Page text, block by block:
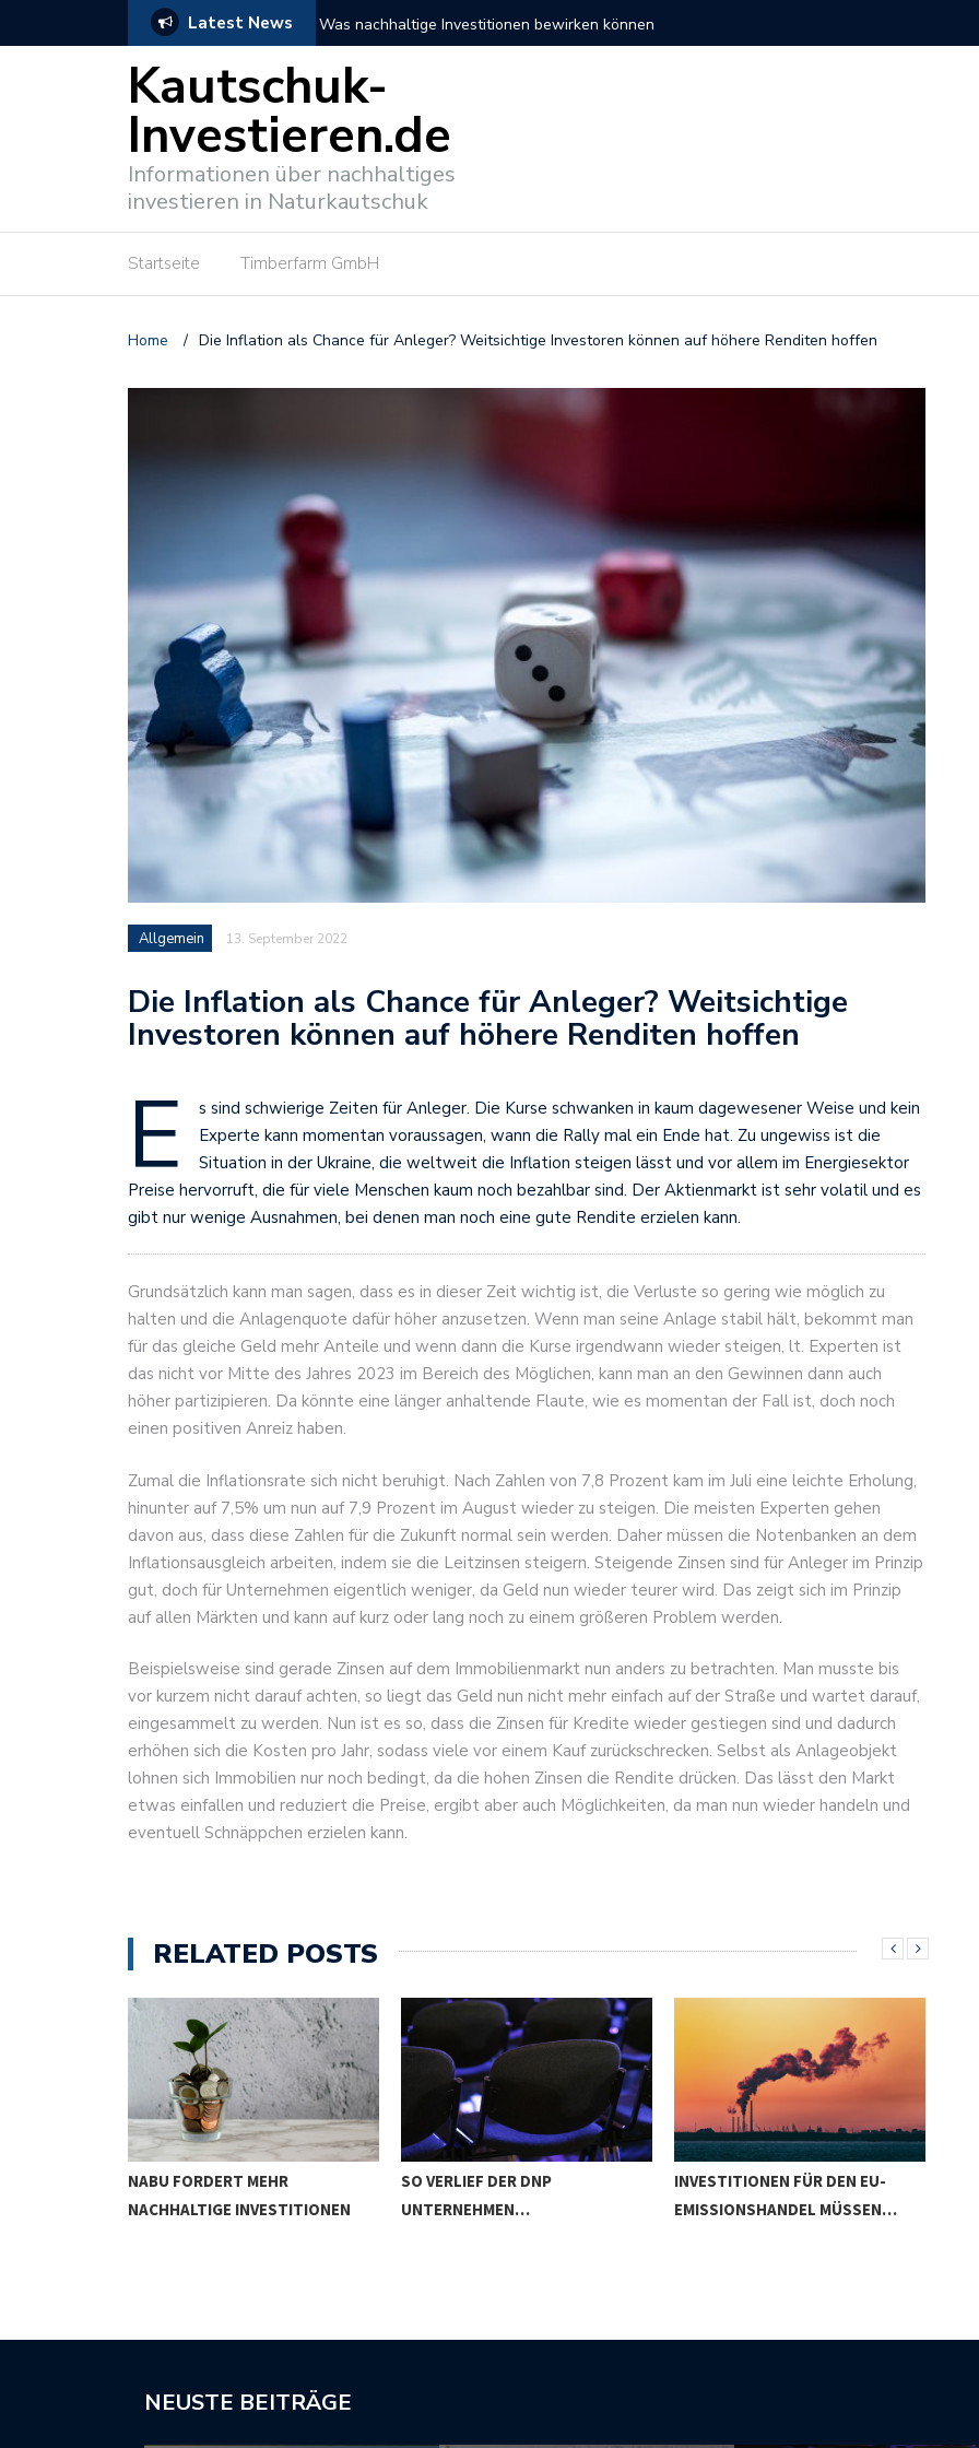
Latest News NABU fordert mehr nachhaltige Investitionen So
Kautschuk-
Investieren.de
Informationen über nachhaltiges
investieren in Naturkautschuk
Startseite Timberfarm GmbH
Home / Die Inflation als Chance für Anleger? Weitsichtige Investoren können auf höhere Renditen hoffen
Allgemein 13. September 2022
Die Inflation als Chance für Anleger? Weitsichtige
Investoren können auf höhere Renditen hoffen
E
s sind schwierige Zeiten für Anleger. Die Kurse schwanken in kaum dagewesener Weise und kein
Experte kann momentan voraussagen, wann die Rally mal ein Ende hat. Zu ungewiss ist die
Situation in der Ukraine, die weltweit die Inflation steigen lässt und vor allem im Energiesektor
Preise hervorruft, die für viele Menschen kaum noch bezahlbar sind. Der Aktienmarkt ist sehr volatil und es
gibt nur wenige Ausnahmen, bei denen man noch eine gute Rendite erzielen kann.
Grundsätzlich kann man sagen, dass es in dieser Zeit wichtig ist, die Verluste so gering wie möglich zu
halten und die Anlagenquote dafür höher anzusetzen. Wenn man seine Anlage stabil hält, bekommt man
für das gleiche Geld mehr Anteile und wenn dann die Kurse irgendwann wieder steigen, lt. Experten ist
das nicht vor Mitte des Jahres 2023 im Bereich des Möglichen, kann man an den Gewinnen dann auch
höher partizipieren. Da könnte eine länger anhaltende Flaute, wie es momentan der Fall ist, doch noch
einen positiven Anreiz haben.
Zumal die Inflationsrate sich nicht beruhigt. Nach Zahlen von 7,8 Prozent kam im Juli eine leichte Erholung,
hinunter auf 7,5% um nun auf 7,9 Prozent im August wieder zu steigen. Die meisten Experten gehen
davon aus, dass diese Zahlen für die Zukunft normal sein werden. Daher müssen die Notenbanken an dem
Inflationsausgleich arbeiten, indem sie die Leitzinsen steigern. Steigende Zinsen sind für Anleger im Prinzip
gut, doch für Unternehmen eigentlich weniger, da Geld nun wieder teurer wird. Das zeigt sich im Prinzip
auf allen Märkten und kann auf kurz oder lang noch zu einem größeren Problem werden.
Beispielsweise sind gerade Zinsen auf dem Immobilienmarkt nun anders zu betrachten. Man musste bis
vor kurzem nicht darauf achten, so liegt das Geld nun nicht mehr einfach auf der Straße und wartet darauf,
eingesammelt zu werden. Nun ist es so, dass die Zinsen für Kredite wieder gestiegen sind und dadurch
erhöhen sich die Kosten pro Jahr, sodass viele vor einem Kauf zurückschrecken. Selbst als Anlageobjekt
lohnen sich Immobilien nur noch bedingt, da die hohen Zinsen die Rendite drücken. Das lässt den Markt
etwas einfallen und reduziert die Preise, ergibt aber auch Möglichkeiten, da man nun wieder handeln und
eventuell Schnäppchen erzielen kann.
RELATED POSTS
NABU FORDERT MEHR
NACHHALTIGE INVESTITIONEN
SO VERLIEF DER DNP
UNTERNEHMEN…
INVESTITIONEN FÜR DEN EU-
EMISSIONSHANDEL MÜSSEN…
NEUSTE BEITRÄGE